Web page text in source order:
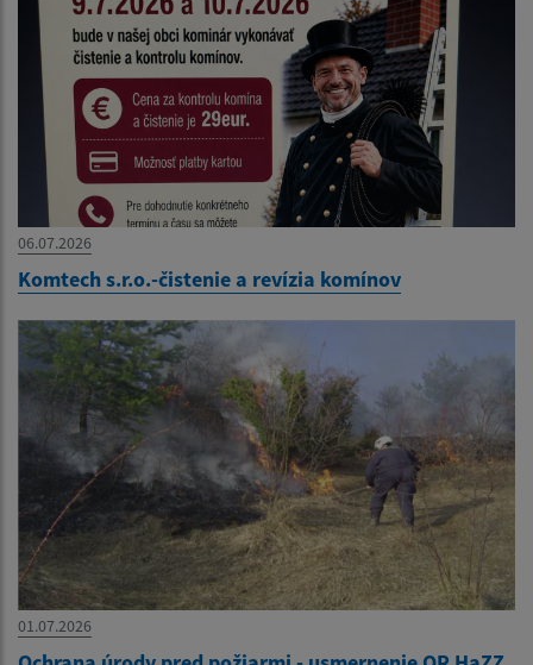
06.07.2026
Komtech s.r.o.-čistenie a revízia komínov
01.07.2026